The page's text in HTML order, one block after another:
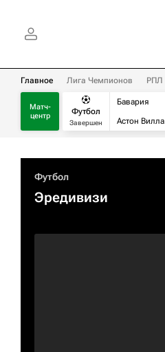
Главное Лига Чемпионов РПЛ
Матч-
центр
Футбол
Завершен
Бавария
Астон Вилла
Футбол
Эредивизи